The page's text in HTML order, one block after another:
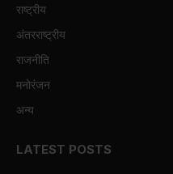
राष्ट्रीय
अंतरराष्ट्रीय
राजनीति
मनोरंजन
अन्य
LATEST POSTS